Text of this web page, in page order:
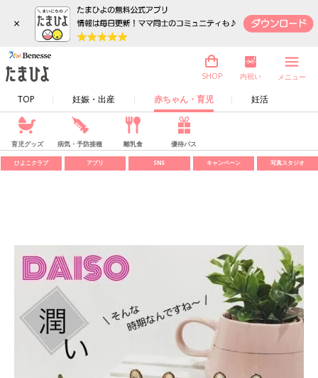
×
TOP 妊娠・出産 赤ちゃん・育児 妊活
SHOP 内祝い メニュー
育児グッズ 病気・予防接種 離乳食 優待パス
ひよこクラブ アプリ SNS キャンペーン 写真スタジオ